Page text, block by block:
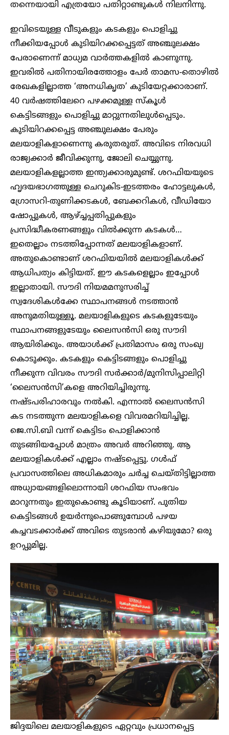
തന്നെയായി എത്രയോ പതിറ്റാണ്ടുകൾ നിലനിന്നു.
ഇവിടെയുള്ള വീടുകളും കടകളും പൊളിച്ചു
നീക്കിയപ്പോൾ കുടിയിറക്കപ്പെട്ടത് അഞ്ചുലക്ഷം
പേരാണെന്ന് മാധ്യമ വാർത്തകളിൽ കാണുന്നു.
ഇവരിൽ പതിനായിരത്തോളം പേർ താമസ-തൊഴിൽ
രേഖകളില്ലാത്ത ‘അനധികൃത’ കുടിയേറ്റക്കാരാണ്.
40 വർഷത്തിലേറെ പഴക്കമുള്ള സ്‌കൂൾ
കെട്ടിടങ്ങളും പൊളിച്ചു മാറ്റുന്നതിലുൾപ്പെടും.
കുടിയിറക്കപ്പെട്ട അഞ്ചുലക്ഷം പേരും
മലയാളികളാണെന്നു കരുതരുത്. അവിടെ നിരവധി
രാജ്യക്കാർ ജീവിക്കുന്നു, ജോലി ചെയ്യുന്നു.
മലയാളികളല്ലാത്ത ഇന്ത്യക്കാരുമുണ്ട്. ശറഫിയയുടെ
ഹൃദയഭാഗത്തുള്ള ചെറുകിട-ഇടത്തരം ഹോട്ടലുകൾ,
ഗ്രോസറി-തുണിക്കടകൾ, ബേക്കറികൾ, വീഡിയോ
ഷോപ്പുകൾ, ആഴ്ച്ചപ്പതിപ്പുകളും
പ്രസിദ്ധീകരണങ്ങളും വിൽക്കുന്ന കടകൾ…
ഇതെല്ലാം നടത്തിപ്പോന്നത് മലയാളികളാണ്.
അതുകൊണ്ടാണ് ശറഫിയയിൽ മലയാളികൾക്ക്
ആധിപത്യം കിട്ടിയത്. ഈ കടകളെല്ലാം ഇപ്പോൾ
ഇല്ലാതായി. സൗദി നിയമമനുസരിച്ച്
സ്വദേശികൾക്കേ സ്ഥാപനങ്ങൾ നടത്താൻ
അനുമതിയുള്ളൂ. മലയാളികളുടെ കടകളുടേയും
സ്ഥാപനങ്ങളുടേയും ലൈസൻസി ഒരു സൗദി
ആയിരിക്കും. അയാൾക്ക് പ്രതിമാസം ഒരു സംഖ്യ
കൊടുക്കും. കടകളും കെട്ടിടങ്ങളും പൊളിച്ചു
നീക്കുന്ന വിവരം സൗദി സർക്കാർ/മുനിസിപ്പാലിറ്റി
‘ലൈസൻസി’കളെ അറിയിച്ചിരുന്നു.
നഷ്ടപരിഹാരവും നൽകി. എന്നാൽ ലൈസൻസി
കട നടത്തുന്ന മലയാളികളെ വിവരമറിയിച്ചില്ല.
ജെ.സി.ബി വന്ന് കെട്ടിടം പൊളിക്കാൻ
തുടങ്ങിയപ്പോൾ മാത്രം അവർ അറിഞ്ഞു. ആ
മലയാളികൾക്ക് എല്ലാം നഷ്ടപ്പെട്ടു. ഗൾഫ്
പ്രവാസത്തിലെ അധികമാരും ചർച്ച ചെയ്തിട്ടില്ലാത്ത
അധ്യായങ്ങളിലൊന്നായി ശറഫിയ സംഭവം
മാറുന്നതും ഇതുകൊണ്ടു കൂടിയാണ്. പുതിയ
കെട്ടിടങ്ങൾ ഉയർന്നുപൊങ്ങുമ്പോൾ പഴയ
കച്ചവടക്കാർക്ക് അവിടെ തുടരാൻ കഴിയുമോ? ഒരു
ഉറപ്പുമില്ല.
ജിദ്ദയിലെ മലയാളികളുടെ ഏറ്റവും പ്രധാനപ്പെട്ട